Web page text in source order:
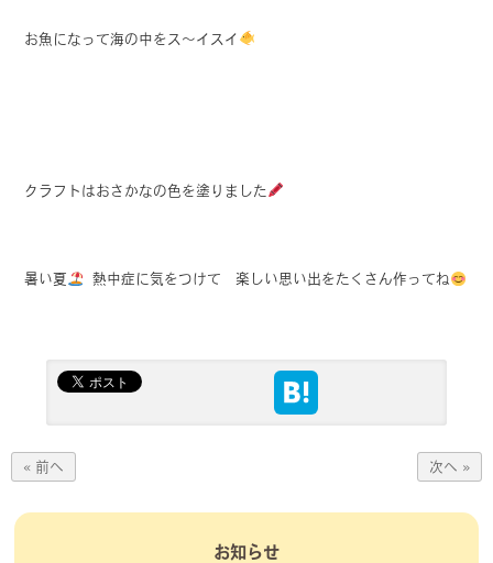
お魚になって海の中をス〜イスイ
クラフトはおさかなの色を塗りました
暑い夏 熱中症に気をつけて 楽しい思い出をたくさん作ってね
« 前へ 次へ »
お知らせ